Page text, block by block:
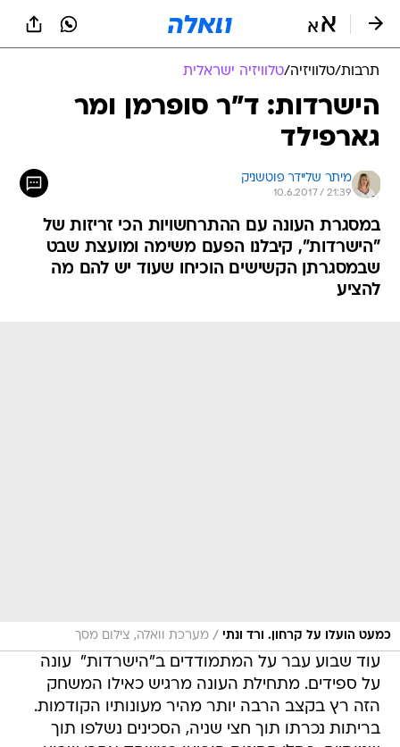
תרבות/טלוויזיה/טלוויזיה ישראלית
הישרדות: ד"ר סופרמן ומר
גארפילד
מיתר שליידר פוטשניק
10.6.2017 / 21:39
במסגרת העונה עם ההתרחשויות הכי זריזות של
"הישרדות", קיבלנו הפעם משימה ומועצת שבט
שבמסגרתן הקשישים הוכיחו שעוד יש להם מה
להציע
כמעט הועלו על קרחון. ורד ונתי / מערכת וואלה, צילום מסך
עוד שבוע עבר על המתמודדים ב"הישרדות"  עונה
על ספידים. מתחילת העונה מרגיש כאילו המשחק
הזה רץ בקצב הרבה יותר מהיר מעונותיו הקודמות.
בריתות נכרתו תוך חצי שניה, הסכינים נשלפו תוך